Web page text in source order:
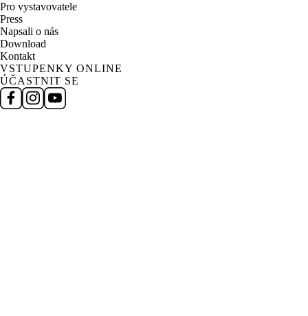
Pro vystavovatele
Press
Napsali o nás
Download
Kontakt
VSTUPENKY ONLINE
ÚČASTNIT SE